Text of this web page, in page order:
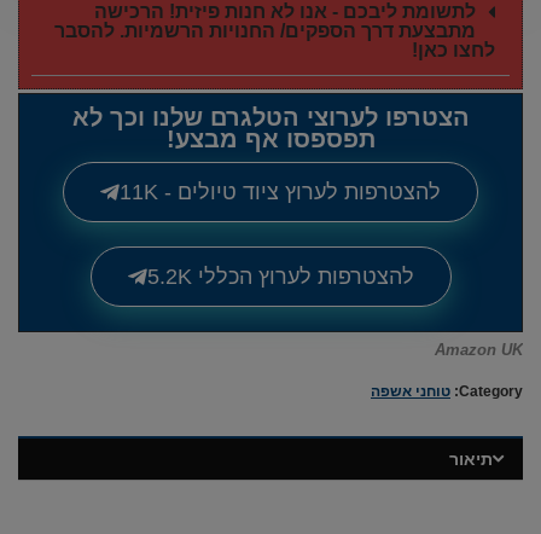
לתשומת ליבכם - אנו לא חנות פיזית! הרכישה
מתבצעת דרך הספקים/ החנויות הרשמיות. להסבר
לחצו כאן!
הצטרפו לערוצי הטלגרם שלנו וכך לא
תפספסו אף מבצע!
להצטרפות לערוץ ציוד טיולים - 11K
להצטרפות לערוץ הכללי 5.2K
Amazon UK
Category: טוחני אשפה
תיאור